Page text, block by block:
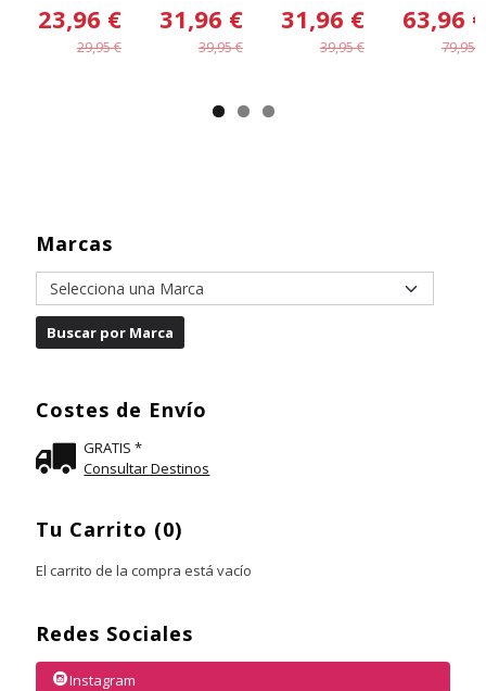
Marcas
Costes de Envío
GRATIS *
Consultar Destinos
Tu Carrito (0)
El carrito de la compra está vacío
Redes Sociales
Instagram
23,96 €
29,95 €
31,96 €
39,95 €
31,96 €
39,95 €
63,96 €
79,95 €